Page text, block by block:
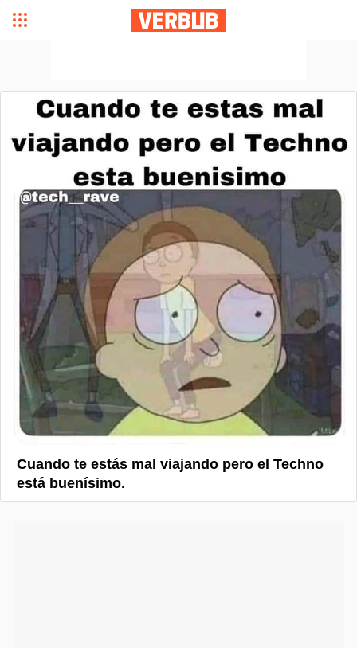
Cuando te estás mal viajando pero el Techno
está buenísimo.